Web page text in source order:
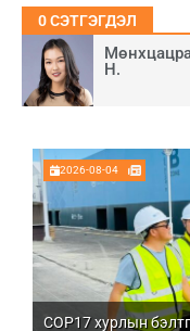
Н.
2026-08-04
COP17 хурлын
0СЭТГЭГДЭЛ